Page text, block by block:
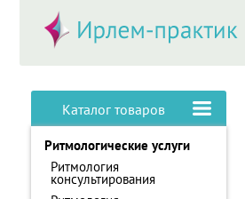
Каталог товаров
Ритмологические услуги
Ритмология
консультирования